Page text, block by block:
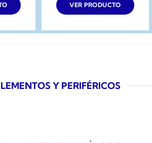
VER PRODUCTO
Y PERIFÉRICOS